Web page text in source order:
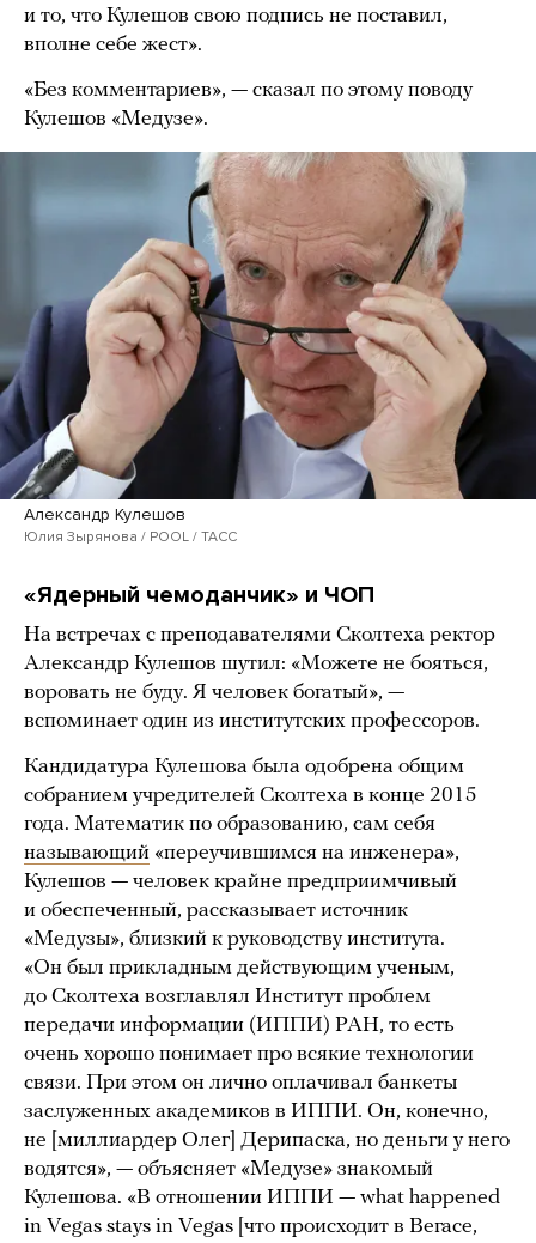
и то, что Кулешов свою подпись не поставил,
вполне себе жест».
«Без комментариев», — сказал по этому поводу
Кулешов «Медузе».
Александр Кулешов
Юлия Зырянова / POOL / ТАСС
«Ядерный чемоданчик» и ЧОП
На встречах с преподавателями Сколтеха ректор
Александр Кулешов шутил: «Можете не бояться,
воровать не буду. Я человек богатый», —
вспоминает один из институтских профессоров.
Кандидатура Кулешова была одобрена общим
собранием учредителей Сколтеха в конце 2015
года. Математик по образованию, сам себя
называющий «переучившимся на инженера»,
Кулешов — человек крайне предприимчивый
и обеспеченный, рассказывает источник
«Медузы», близкий к руководству института.
«Он был прикладным действующим ученым,
до Сколтеха возглавлял Институт проблем
передачи информации (ИППИ) РАН, то есть
очень хорошо понимает про всякие технологии
связи. При этом он лично оплачивал банкеты
заслуженных академиков в ИППИ. Он, конечно,
не [миллиардер Олег] Дерипаска, но деньги у него
водятся», — объясняет «Медузе» знакомый
Кулешова. «В отношении ИППИ — what happened
in Vegas stays in Vegas [что происходит в Вегасе,